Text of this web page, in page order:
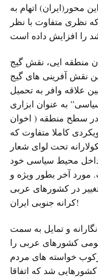
محور(ایران) اتهام به
نظری متفاوت با نظر
منطقه ایی، نقش گیج
نقش آفرینی های گیج
علاقه وافر به تحمیل
به عنوان ابزاری
سطح منطقه ( اخوان
کاملا متفاوت که
تحت لوای شعار
داخل محیط سیاسی خود
مورد آخر بطور ویژه و
در کشورهای عربی
کرانه جنوبی ایران!
و تمایل به سمت
کشورهای عربی را
خواسته های مردم
شد که اتفاقا